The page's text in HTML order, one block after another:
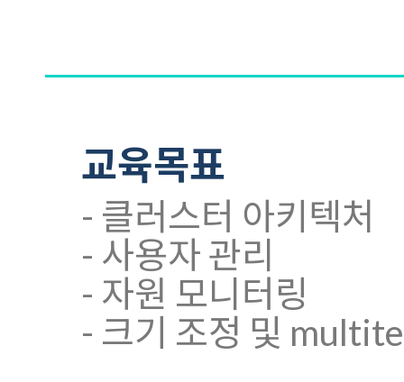
교육목표
- 클러스터 아키텍처
- 사용자 관리
- 자원 모니터링
- 크기 조정 및